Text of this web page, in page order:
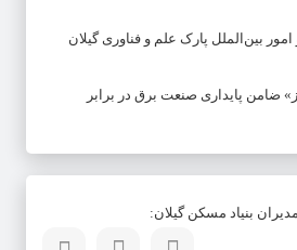
بین‌الملل پارک علم و فناوری گیلان
ضامن پایداری صنعت برق در برابر
بنیاد مسکن گیلان: